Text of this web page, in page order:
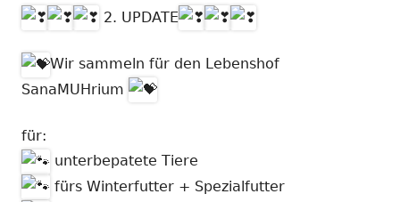
2. UPDATE
Wir sammeln für den Lebenshof
SanaMUHrium
für:
unterbepatete Tiere
fürs Winterfutter + Spezialfutter